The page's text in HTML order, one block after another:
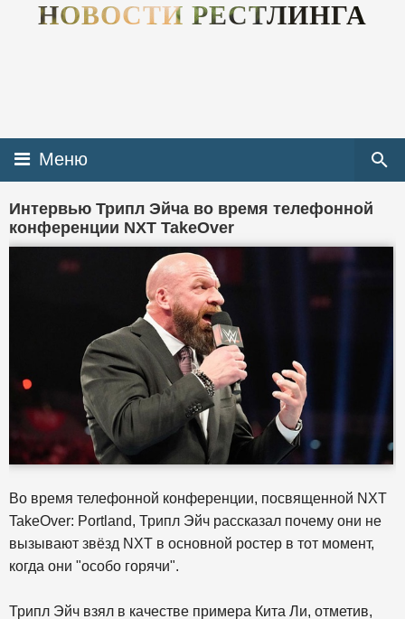
НОВОСТИ РЕСТЛИНГА
Меню
Интервью Трипл Эйча во время телефонной
конференции NXT TakeOver
Во время телефонной конференции, посвященной NXT
TakeOver: Portland, Трипл Эйч рассказал почему они не
вызывают звёзд NXT в основной ростер в тот момент,
когда они "особо горячи".
Трипл Эйч взял в качестве примера Кита Ли, отметив,